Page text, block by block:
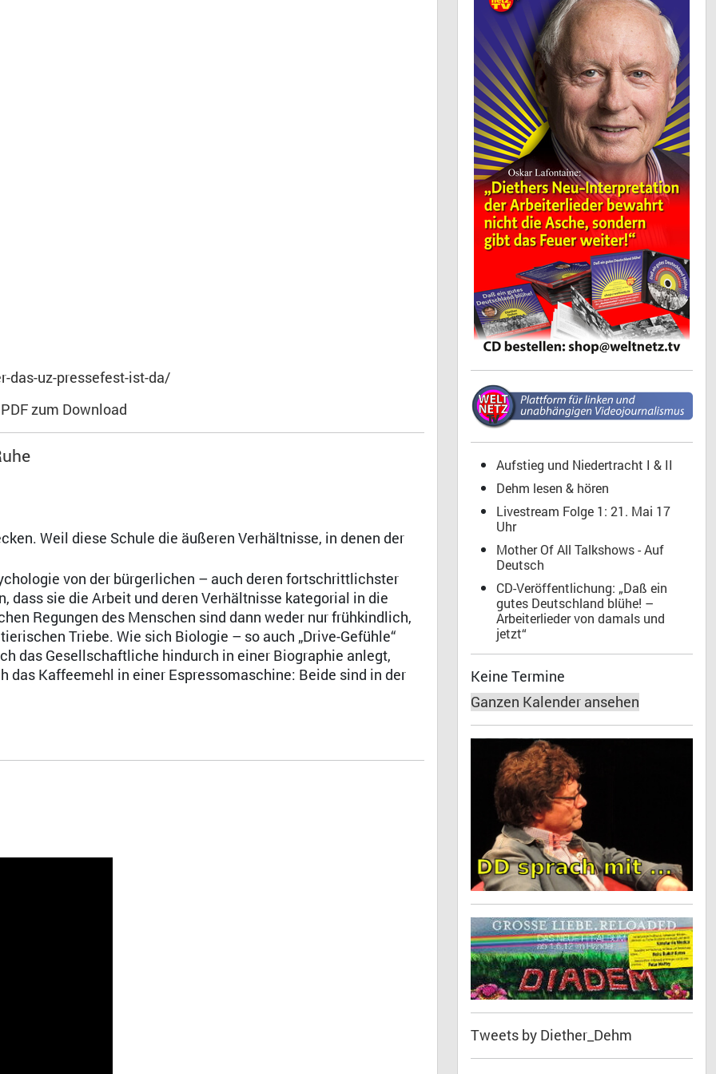
das-uz-pressefest-ist-da/
PDF zum Download
Weil diese Schule die äußeren Verhältnisse, in denen der
von der bürgerlichen – auch deren fortschrittlichster
dass sie die Arbeit und deren Verhältnisse kategorial in die
Regungen des Menschen sind dann weder nur frühkindlich,
Triebe. Wie sich Biologie – so auch „Drive-Gefühle“
das Gesellschaftliche hindurch in einer Biographie anlegt,
das Kaffeemehl in einer Espressomaschine: Beide sind in der
Aufstieg und Niedertracht I & II
Dehm lesen & hören
Livestream Folge 1: 21. Mai 17
Uhr
Mother Of All Talkshows - Auf
Deutsch
CD-Veröffentlichung: „Daß ein
gutes Deutschland blühe! –
Arbeiterlieder von damals und
jetzt“
Keine Termine
Ganzen Kalender ansehen
Tweets by Diether_Dehm